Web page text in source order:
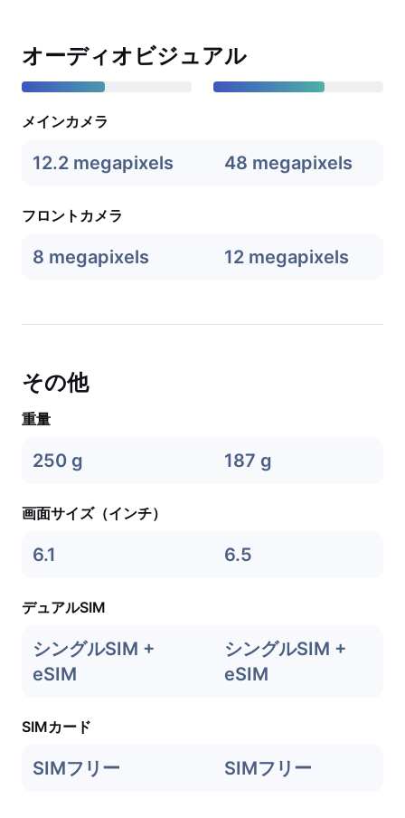
オーディオビジュアル
メインカメラ
12.2 megapixels 48 megapixels
フロントカメラ
8 megapixels 12 megapixels
その他
重量
250 g 187 g
画面サイズ（インチ）
6.1 6.5
デュアルSIM
シングルSIM +
eSIM
シングルSIM +
eSIM
SIMカード
SIMフリー SIMフリー